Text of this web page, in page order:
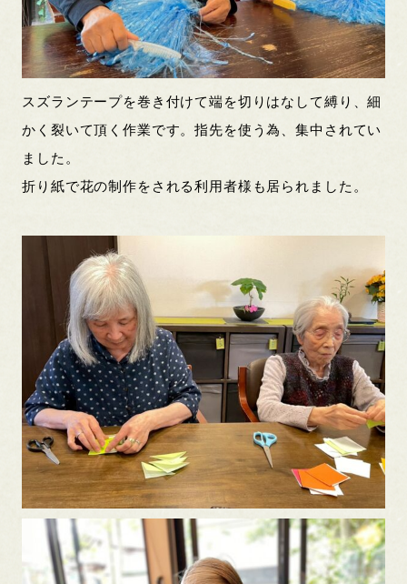
スズランテープを巻き付けて端を切りはなして縛り、細
かく裂いて頂く作業です。指先を使う為、集中されてい
ました。
折り紙で花の制作をされる利用者様も居られました。